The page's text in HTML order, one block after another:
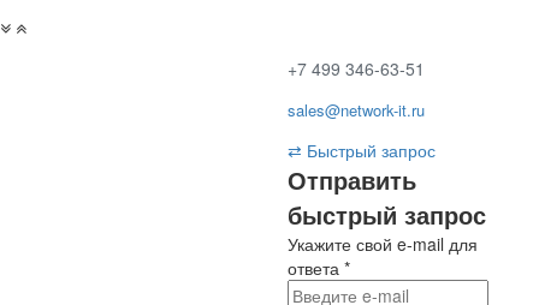
+7 499 346-63-51
sales@network-it.ru
⇄ Быстрый запрос
Отправить
быстрый запрос
Укажите свой e-mail для
ответа *